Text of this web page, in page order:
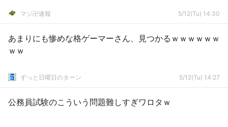
マジ卍速報 5/12(Tu) 14:30
あまりにも惨めな格ゲーマーさん、見つかるｗｗｗｗｗｗ
ｗｗ
ずっと日曜日のターン 5/12(Tu) 14:27
公務員試験のこういう問題難しすぎワロタｗ